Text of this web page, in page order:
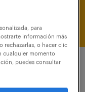
para
información más
rechazarlas, o hacer clic
cualquier momento
puedes consultar